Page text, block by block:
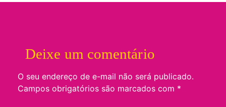
Deixe um comentário
O seu endereço de e-mail não será publicado.
Campos obrigatórios são marcados com *